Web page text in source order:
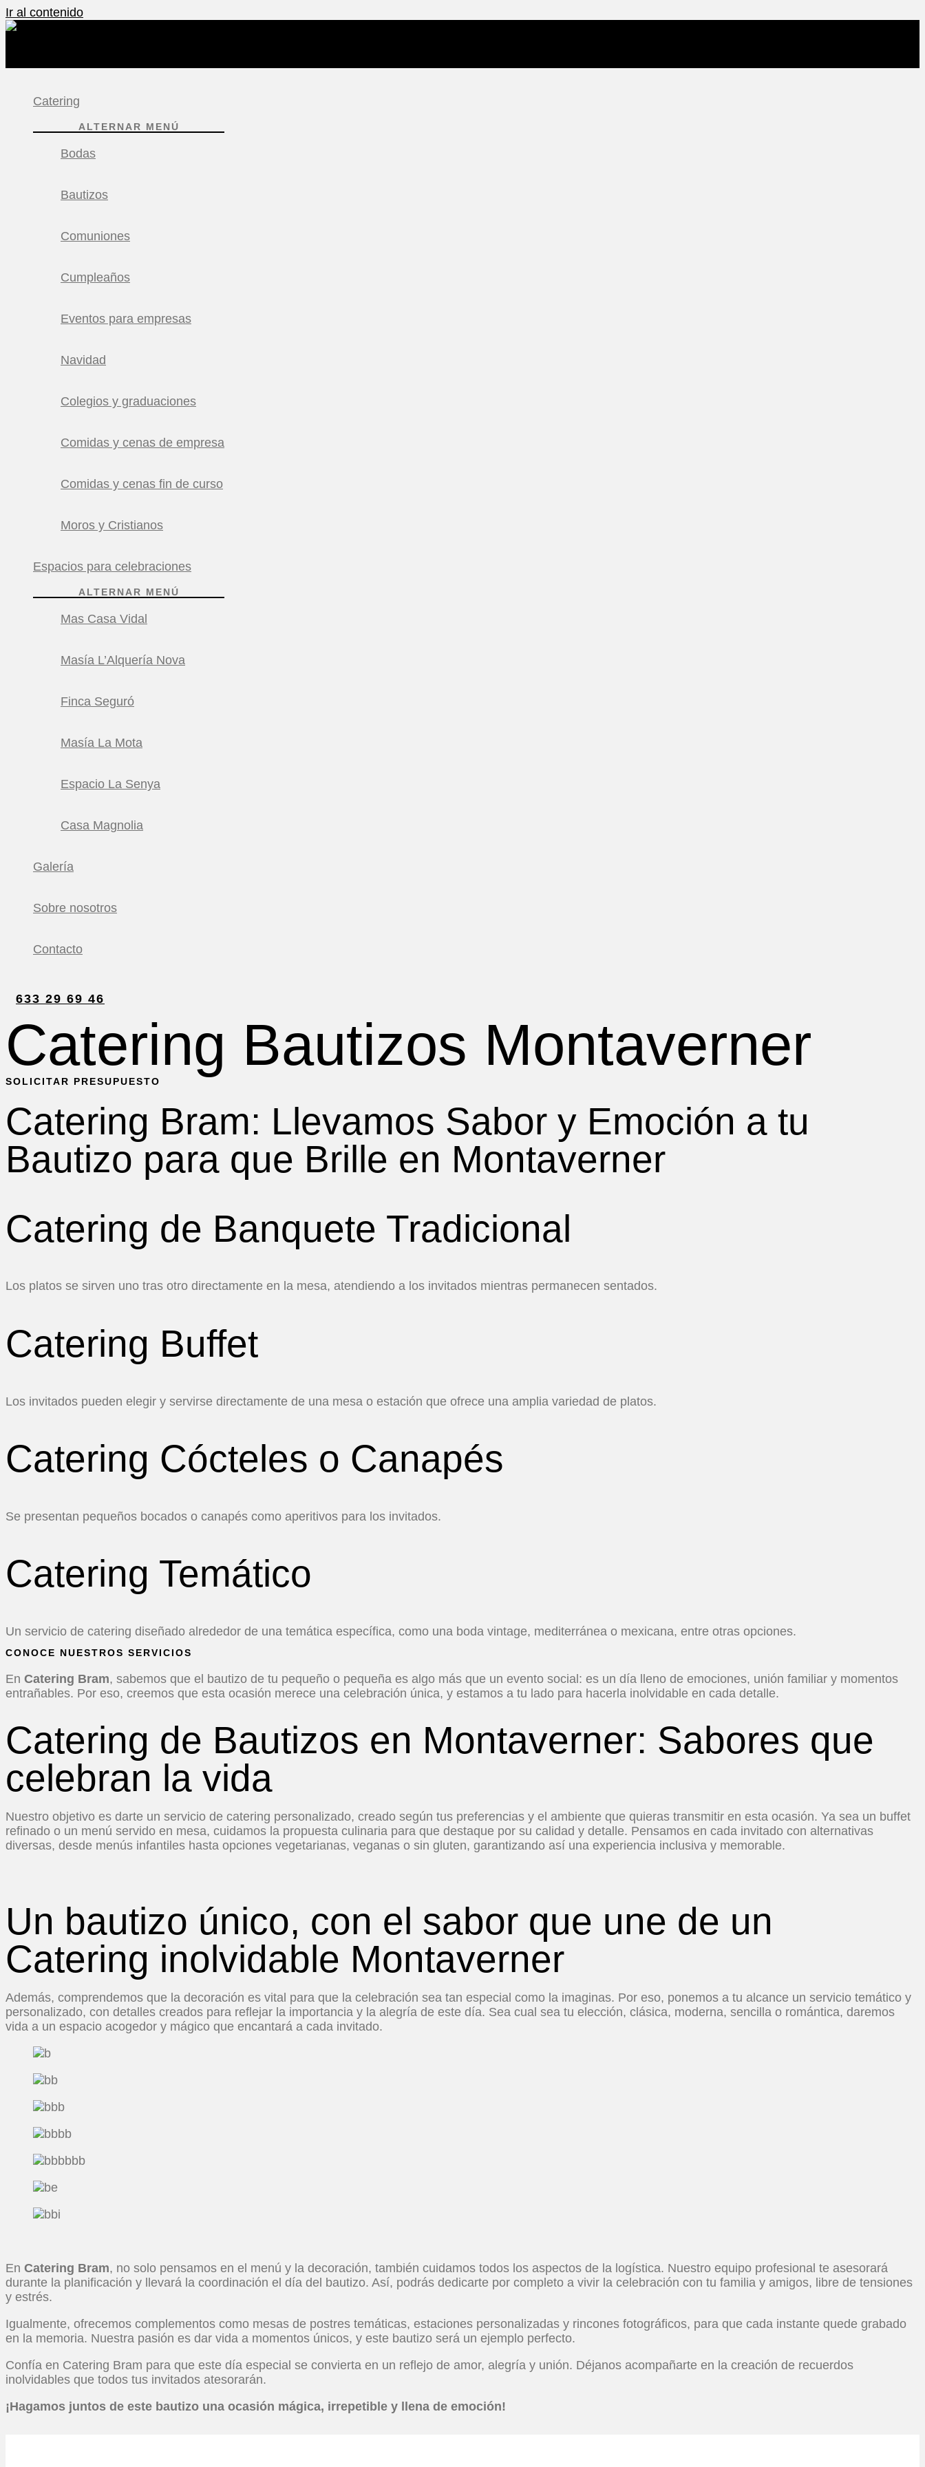
Ir al contenido
Catering
ALTERNAR MENÚ
Bodas
Bautizos
Comuniones
Cumpleaños
Eventos para empresas
Navidad
Colegios y graduaciones
Comidas y cenas de empresa
Comidas y cenas fin de curso
Moros y Cristianos
Espacios para celebraciones
ALTERNAR MENÚ
Mas Casa Vidal
Masía L’Alquería Nova
Finca Seguró
Masía La Mota
Espacio La Senya
Casa Magnolia
Galería
Sobre nosotros
Contacto
633 29 69 46
Catering Bautizos Montaverner
SOLICITAR PRESUPUESTO
Catering Bram: Llevamos Sabor y Emoción a tu
Bautizo para que Brille en Montaverner
Catering de Banquete Tradicional
Los platos se sirven uno tras otro directamente en la mesa, atendiendo a los invitados mientras permanecen sentados.
Catering Buffet
Los invitados pueden elegir y servirse directamente de una mesa o estación que ofrece una amplia variedad de platos.
Catering Cócteles o Canapés
Se presentan pequeños bocados o canapés como aperitivos para los invitados.
Catering Temático
Un servicio de catering diseñado alrededor de una temática específica, como una boda vintage, mediterránea o mexicana, entre otras opciones.
CONOCE NUESTROS SERVICIOS
En Catering Bram, sabemos que el bautizo de tu pequeño o pequeña es algo más que un evento social: es un día lleno de emociones, unión familiar y momentos
entrañables. Por eso, creemos que esta ocasión merece una celebración única, y estamos a tu lado para hacerla inolvidable en cada detalle.
Catering de Bautizos en Montaverner: Sabores que
celebran la vida
Nuestro objetivo es darte un servicio de catering personalizado, creado según tus preferencias y el ambiente que quieras transmitir en esta ocasión. Ya sea un buffet
refinado o un menú servido en mesa, cuidamos la propuesta culinaria para que destaque por su calidad y detalle. Pensamos en cada invitado con alternativas
diversas, desde menús infantiles hasta opciones vegetarianas, veganas o sin gluten, garantizando así una experiencia inclusiva y memorable.
Un bautizo único, con el sabor que une de un
Catering inolvidable Montaverner
Además, comprendemos que la decoración es vital para que la celebración sea tan especial como la imaginas. Por eso, ponemos a tu alcance un servicio temático y
personalizado, con detalles creados para reflejar la importancia y la alegría de este día. Sea cual sea tu elección, clásica, moderna, sencilla o romántica, daremos
vida a un espacio acogedor y mágico que encantará a cada invitado.
En Catering Bram, no solo pensamos en el menú y la decoración, también cuidamos todos los aspectos de la logística. Nuestro equipo profesional te asesorará
durante la planificación y llevará la coordinación el día del bautizo. Así, podrás dedicarte por completo a vivir la celebración con tu familia y amigos, libre de tensiones
y estrés.
Igualmente, ofrecemos complementos como mesas de postres temáticas, estaciones personalizadas y rincones fotográficos, para que cada instante quede grabado
en la memoria. Nuestra pasión es dar vida a momentos únicos, y este bautizo será un ejemplo perfecto.
Confía en Catering Bram para que este día especial se convierta en un reflejo de amor, alegría y unión. Déjanos acompañarte en la creación de recuerdos
inolvidables que todos tus invitados atesorarán.
¡Hagamos juntos de este bautizo una ocasión mágica, irrepetible y llena de emoción!